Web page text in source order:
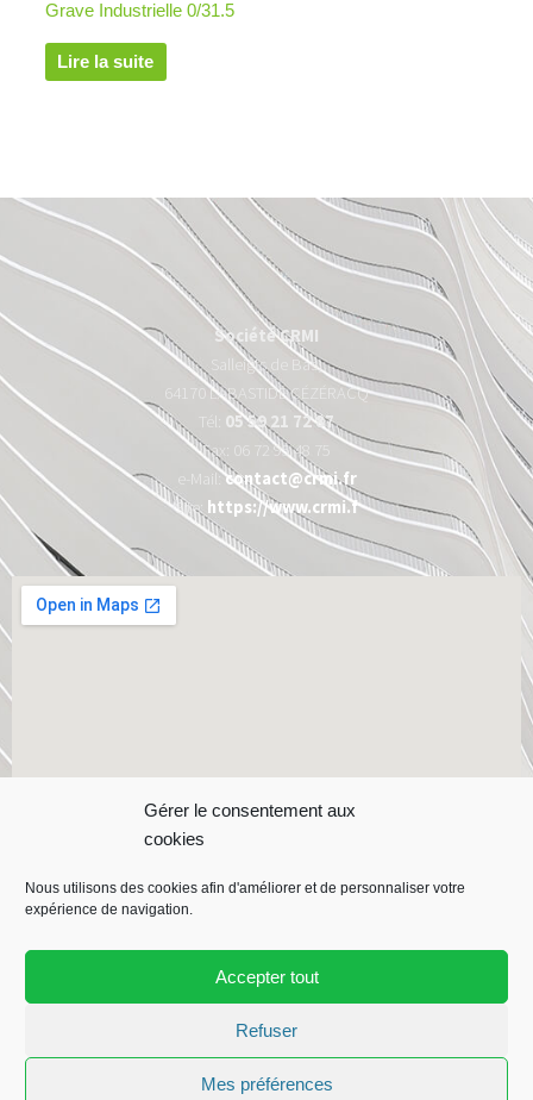
Gérer le consentement aux
cookies
Nous utilisons des cookies afin d'améliorer et de personnaliser votre
expérience de navigation.
Accepter tout
Refuser
Mes préférences
Grave Industrielle 0/31.5
Lire la suite
Société CRMI
Salleigts de Bas,
64170 LABASTIDE CÉZÉRACQ
Tél: 05 59 21 72 87
Fax: 06 72 95 48 75
e-Mail:contact@crmi.fr
Site: https://www.crmi.f
Copyright ©